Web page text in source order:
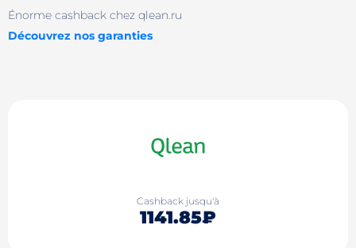
Énorme cashback chez qlean.ru
Découvrez nos garanties
Cashback jusqu'à
1141.85₽